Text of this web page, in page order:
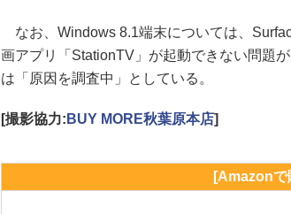
なお、Windows 8.1端末については、
画アプリ「StationTV」が起動できない問題
は「原因を調査中」としている。
[撮影協力: BUY MORE秋葉原本店]
[Amazonで